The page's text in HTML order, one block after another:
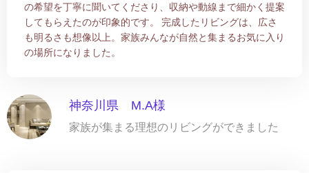
の希望を丁寧に聞いてくださり、収納や動線まで細かく提案
してもらえたのが印象的です。 完成したリビングは、広さ
も明るさも想像以上。家族みんなが自然と集まるお気に入り
の場所になりました。
神奈川県 M.A様
家族が集まる理想のリビングができました